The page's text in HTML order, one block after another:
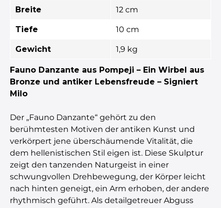
Breite 12 cm
Tiefe 10 cm
Gewicht 1,9 kg
Fauno Danzante aus Pompeji – Ein Wirbel aus
Bronze und antiker Lebensfreude – Signiert
Milo
Der „Fauno Danzante“ gehört zu den
berühmtesten Motiven der antiken Kunst und
verkörpert jene überschäumende Vitalität, die
dem hellenistischen Stil eigen ist. Diese Skulptur
zeigt den tanzenden Naturgeist in einer
schwungvollen Drehbewegung, der Körper leicht
nach hinten geneigt, ein Arm erhoben, der andere
rhythmisch geführt. Als detailgetreuer Abguss